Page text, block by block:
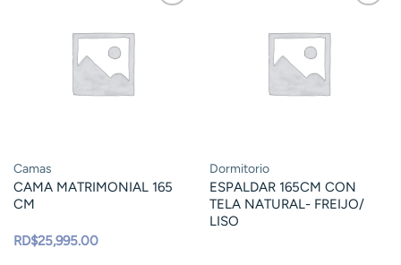
Camas
CAMA MATRIMONIAL 165
CM
RD$25,995.00
Dormitorio
ESPALDAR 165CM CON
TELA NATURAL- FREIJO/
LISO